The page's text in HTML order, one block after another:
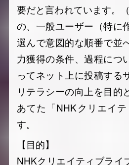
要だと言われています。
の、一般ユーザー（特に
選んで意図的な順番で並
力獲得の条件、過程につ
ってネット上に投稿する
リテラシーの向上を目的
あてた「NHKクリエイ
す。
【目的】
NHKクリエイティブライ